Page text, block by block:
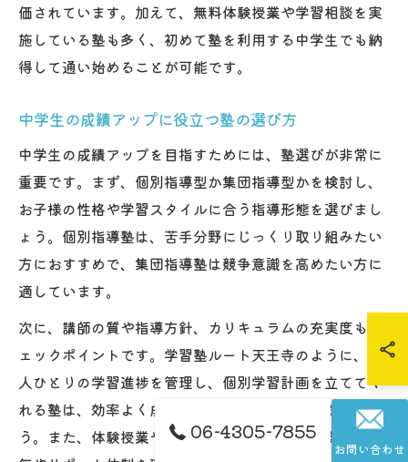
価されています。加えて、無料体験授業や学習相談を実
施している塾も多く、初めて塾を利用する中学生でも納
得して通い始めることが可能です。
中学生の成績アップに役立つ塾の選び方
中学生の成績アップを目指すためには、塾選びが非常に
重要です。まず、個別指導型か集団指導型かを検討し、
お子様の性格や学習スタイルに合う指導形態を選びまし
ょう。個別指導塾は、苦手分野にじっくり取り組みたい
方におすすめで、集団指導塾は競争意識を高めたい方に
適しています。
次に、講師の質や指導方針、カリキュラムの充実度もチ
ェックポイントです。学習塾ルート天王寺のように、一
人ひとりの学習進捗を管理し、個別学習計画を立ててく
れる塾は、効率よく成績を伸ばしやすいと言えるでしょ
う。また、体験授業や保護者面談を活用し、実際の雰囲
06-4305-7855
お問い合わせ